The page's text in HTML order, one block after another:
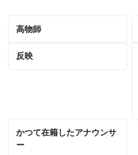
高物師
反映
かつて在籍したアナウンサ
ー